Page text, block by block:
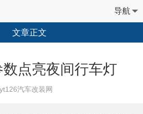
导航
文章正文
点亮夜间行车灯
汽车改装网